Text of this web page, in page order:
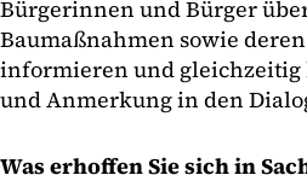
Bürgerinnen und Bürger
Baumaßnahmen sowie
informieren und gleichzeitig
und Anmerkung in den
Was erhoffen Sie sich in